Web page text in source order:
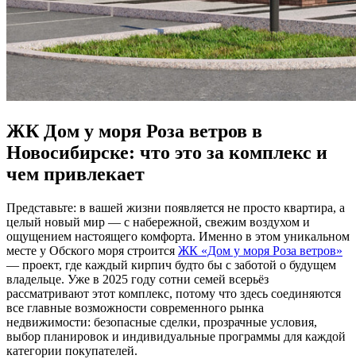
ЖК Дом у моря Роза ветров в
Новосибирске: что это за комплекс и
чем привлекает
Представьте: в вашей жизни появляется не просто квартира, а
целый новый мир — с набережной, свежим воздухом и
ощущением настоящего комфорта. Именно в этом уникальном
месте у Обского моря строится ЖК «Дом у моря Роза ветров»
— проект, где каждый кирпич будто бы с заботой о будущем
владельце. Уже в 2025 году сотни семей всерьёз
рассматривают этот комплекс, потому что здесь соединяются
все главные возможности современного рынка
недвижимости: безопасные сделки, прозрачные условия,
выбор планировок и индивидуальные программы для каждой
категории покупателей.